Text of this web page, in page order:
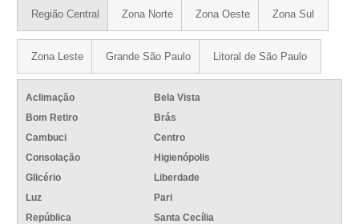
Região Central Zona Norte Zona Oeste Zona Sul
Zona Leste Grande São Paulo Litoral de São Paulo
Aclimação
Bela Vista
Bom Retiro
Brás
Cambuci
Centro
Consolação
Higienópolis
Glicério
Liberdade
Luz
Pari
República
Santa Cecília